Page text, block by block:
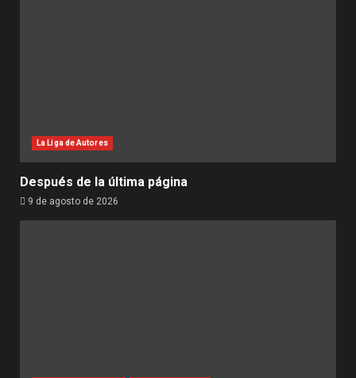
La Liga de Autores
Después de la última página
9 de agosto de 2026